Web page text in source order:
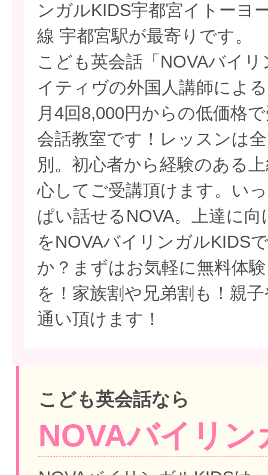
ンガルKIDS宇都宮イトーヨ
線 宇都宮駅が最寄りです。
こども英会話「NOVAバイ
イティヴの外国人講師によ
月4回8,000円からの低価格
会話教室です！レッスンは
別。初心者から経験のある
心してご受講頂けます。い
ぱい話せるNOVA。上達に
をNOVAバイリンガルKIDS
か？まずはお気軽に無料体
を！家族割や兄弟割も！親
通い頂けます！
こども英会話なら
NOVAバイリン